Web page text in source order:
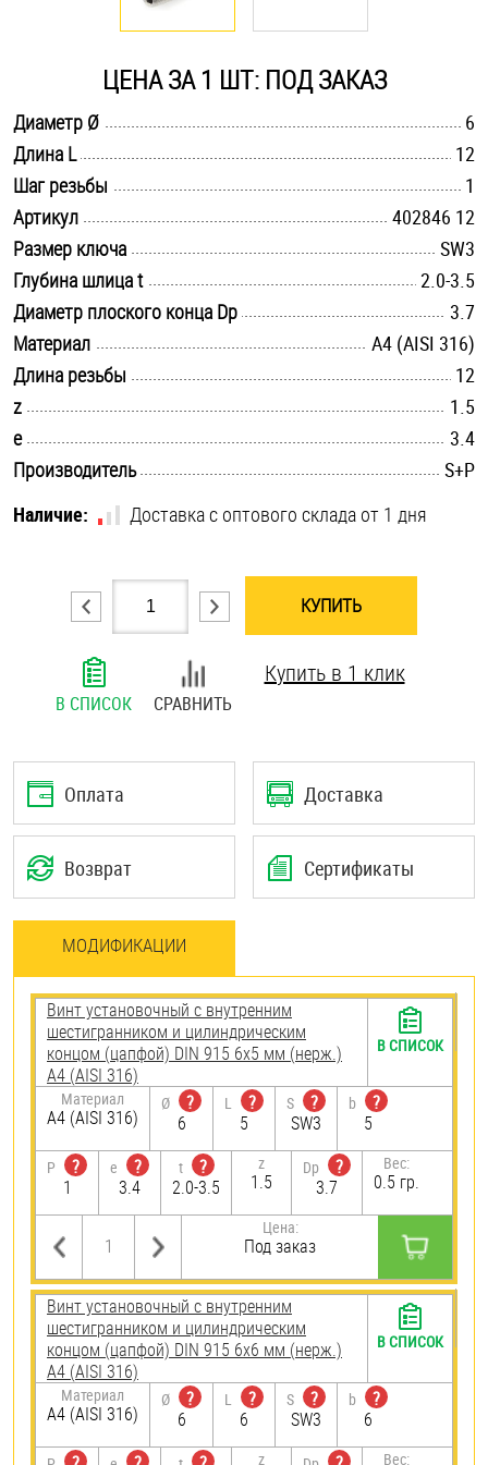
Стопорные кольца
Такелаж
Хомуты
Шайбы
Шпильки
Шплинты
Штифты и пальцы
ЦЕНА ЗА 1 ШТ: ПОД ЗАКАЗ
Диаметр Ø
6
Длина L
12
Шаг резьбы
1
Артикул
402846 12
Размер ключа
SW3
Глубина шлица t
2.0-3.5
Диаметр плоского конца Dp
3.7
Материал
A4 (AISI 316)
Длина резьбы
12
z
1.5
e
3.4
Производитель
S+P
Наличие:
Доставка с оптового склада от 1 дня
КУПИТЬ
В СПИСОК СРАВНИТЬ
Купить в 1 клик
Оплата Доставка
Возврат Сертификаты
МОДИФИКАЦИИ
Винт установочный с внутренним
шестигранником и цилиндрическим
концом (цапфой) DIN 915 6х5 мм (нерж.)
A4 (AISI 316)
Материал
A4 (AISI 316)
Ø
?
6
L
?
5
S
?
SW3
b
?
5
P
?
1
e
?
3.4
t
?
2.0-3.5
z
1.5
Dp
?
3.7
Вес:
0.5 гр.
Цена:
Под заказ
В СПИСОК
Винт установочный с внутренним
шестигранником и цилиндрическим
концом (цапфой) DIN 915 6х6 мм (нерж.)
A4 (AISI 316)
Материал
A4 (AISI 316)
Ø
?
6
L
?
6
S
?
SW3
b
?
6
z Вес:
В СПИСОК